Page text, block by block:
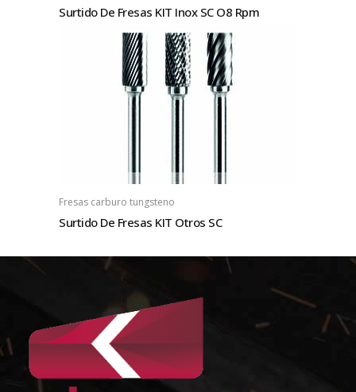
Surtido De Fresas KIT Inox SC O8 Rpm
Fresas carburo tungsteno
Surtido De Fresas KIT Otros SC